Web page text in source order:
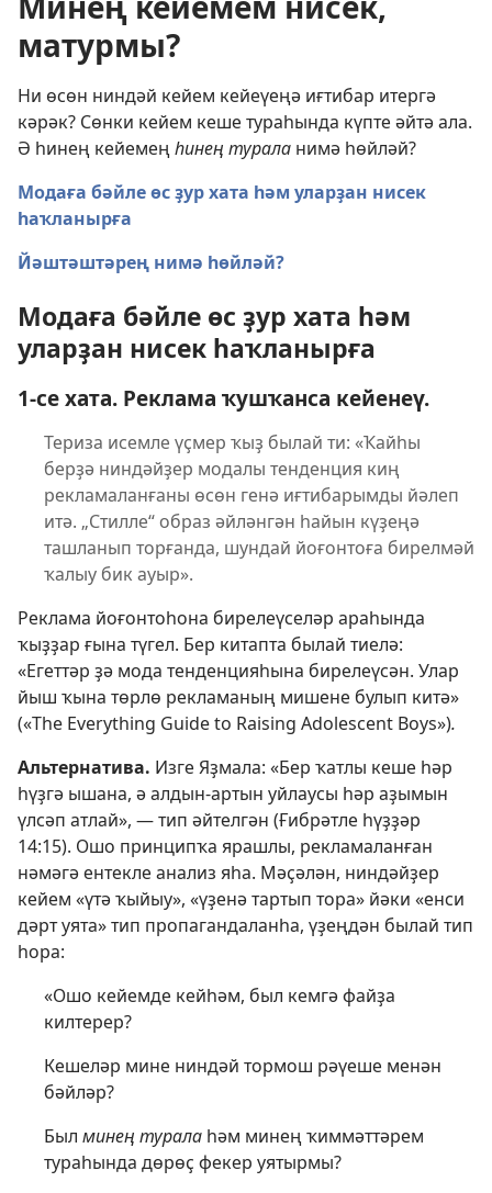
матурмы?
Ни өсөн ниндәй кейем кейеүеңә иғтибар итергә
кәрәк? Сөнки кейем кеше тураһында күпте әйтә ала.
Ә һинең кейемең һинең турала нимә һөйләй?
Модаға бәйле өс ҙур хата һәм уларҙан нисек
һаҡланырға
Йәштәштәрең нимә һөйләй?
Модаға бәйле өс ҙур хата һәм
уларҙан нисек һаҡланырға
1-се хата. Реклама ҡушҡанса кейенеү.
Териза исемле үҫмер ҡыҙ былай ти: «Ҡайһы
берҙә ниндәйҙер модалы тенденция киң
рекламаланғаны өсөн генә иғтибарымды йәлеп
итә. „Стилле“ образ әйләнгән һайын күҙеңә
ташланып торғанда, шундай йоғонтоға бирелмәй
ҡалыу бик ауыр».
Реклама йоғонтоһона бирелеүселәр араһында
ҡыҙҙар ғына түгел. Бер китапта былай тиелә:
«Егеттәр ҙә мода тенденцияһына бирелеүсән. Улар
йыш ҡына төрлө рекламаның мишене булып китә»
(«The Everything Guide to Raising Adolescent Boys»).
Альтернатива. Изге Яҙмала: «Бер ҡатлы кеше һәр
һүҙгә ышана, ә алдын-артын уйлаусы һәр аҙымын
үлсәп атлай», — тип әйтелгән (Ғибрәтле һүҙҙәр
14:15). Ошо принципҡа ярашлы, рекламаланған
нәмәгә ентекле анализ яһа. Мәҫәлән, ниндәйҙер
кейем «үтә ҡыйыу», «үҙенә тартып тора» йәки «енси
дәрт уята» тип пропагандаланһа, үҙеңдән былай тип
һора:
«Ошо кейемде кейһәм, был кемгә файҙа
килтерер?
Кешеләр мине ниндәй тормош рәүеше менән
бәйләр?
Был минең турала һәм минең ҡиммәттәрем
тураһында дөрөҫ фекер уятырмы?